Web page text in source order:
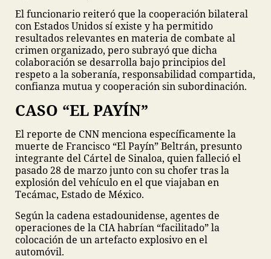
El funcionario reiteró que la cooperación bilateral
con Estados Unidos sí existe y ha permitido
resultados relevantes en materia de combate al
crimen organizado, pero subrayó que dicha
colaboración se desarrolla bajo principios del
respeto a la soberanía, responsabilidad compartida,
confianza mutua y cooperación sin subordinación.
CASO “EL PAYÍN”
El reporte de CNN menciona específicamente la
muerte de Francisco “El Payín” Beltrán, presunto
integrante del Cártel de Sinaloa, quien falleció el
pasado 28 de marzo junto con su chofer tras la
explosión del vehículo en el que viajaban en
Tecámac, Estado de México.
Según la cadena estadounidense, agentes de
operaciones de la CIA habrían “facilitado” la
colocación de un artefacto explosivo en el
automóvil.